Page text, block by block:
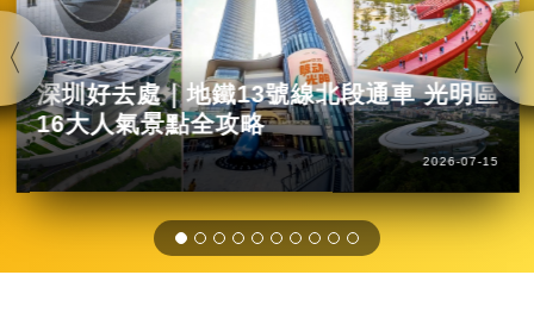
深圳好去處｜地鐵13號線北段通車 光明區
16大人氣景點全攻略
2026-07-15